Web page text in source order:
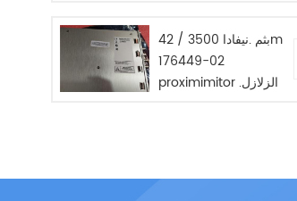
بثم .نيفادا 3500 / 42m
176449-02
proximimitor .الزلازل